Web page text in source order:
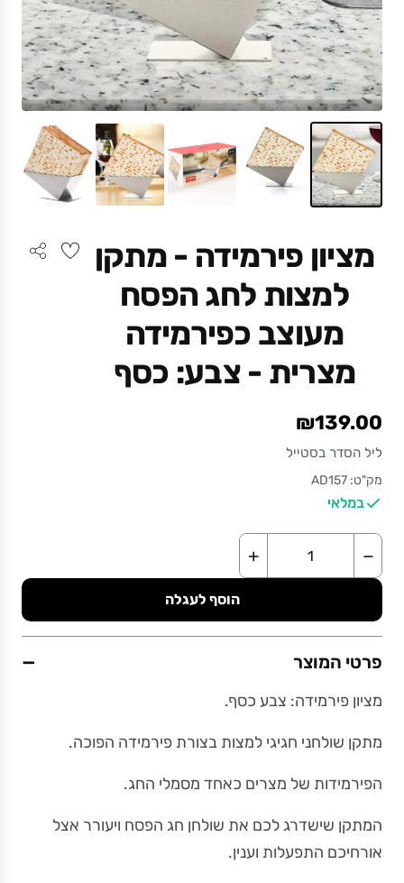
מציון פירמידה - מתקן
למצות לחג הפסח
מעוצב כפירמידה
מצרית - צבע: כסף
₪139.00
ליל הסדר בסטייל
מק"ט: AD157
במלאי
−
+
הוסף לעגלה
פרטי המוצר −
מציון פירמידה: צבע כסף.
מתקן שולחני חגיגי למצות בצורת פירמידה הפוכה.
הפירמידות של מצרים כאחד מסמלי החג.
המתקן שישדרג לכם את שולחן חג הפסח ויעורר אצל
אורחיכם התפעלות וענין.